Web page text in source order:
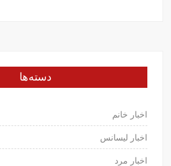
دسته‌ها
اخبار خانم
اخبار لیسانس
اخبار مرد